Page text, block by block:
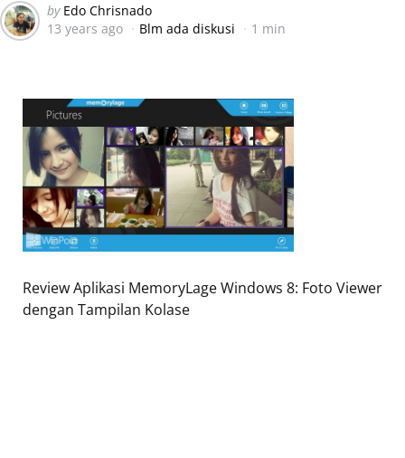
Posted
by
by Edo Chrisnado
13 years ago
Blm ada diskusi 1 min
Review Aplikasi MemoryLage Windows 8: Foto Viewer
dengan Tampilan Kolase